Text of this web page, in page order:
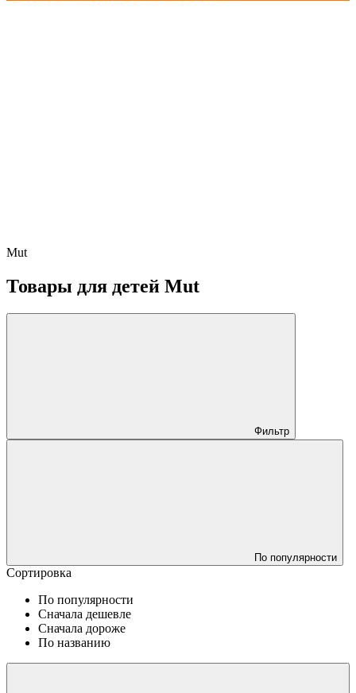
Mut
Товары для детей Mut
Фильтр
По популярности
Сортировка
По популярности
Сначала дешевле
Сначала дороже
По названию